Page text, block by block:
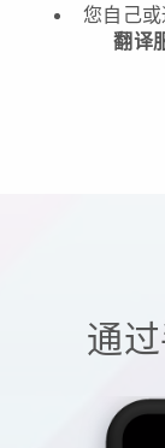
您自己
翻译
通